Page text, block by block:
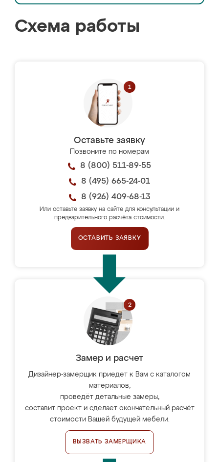
Схема работы
Оставьте заявку
Позвоните по номерам
8 (800) 511-89-55
8 (495) 665-24-01
8 (926) 409-68-13
Или оставьте заявку на сайте для консультации и
предварительного расчёта стоимости.
ОСТАВИТЬ ЗАЯВКУ
Замер и расчет
Дизайнер-замерщик приедет к Вам с каталогом
материалов,
проведёт детальные замеры,
составит проект и сделает окончательный расчёт
стоимости Вашей будущей мебели.
ВЫЗВАТЬ ЗАМЕРЩИКА